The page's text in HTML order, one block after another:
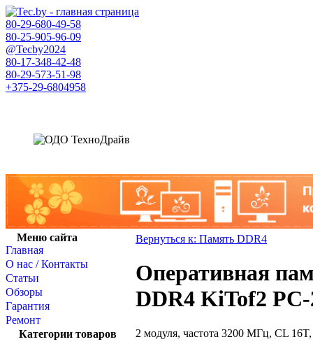
80-29-680-49-58
80-25-905-96-09
@Tecby2024
80-17-348-42-48
80-29-573-51-98
+375-29-6804958
Меню сайта
Главная
О нас / Контакты
Статьи
Обзоры
Гарантия
Ремонт
Категории товаров
Вернуться к: Память DDR4
Оперативная
DDR4 KiTof2
2 модуля, частота 3200 МГц, CL